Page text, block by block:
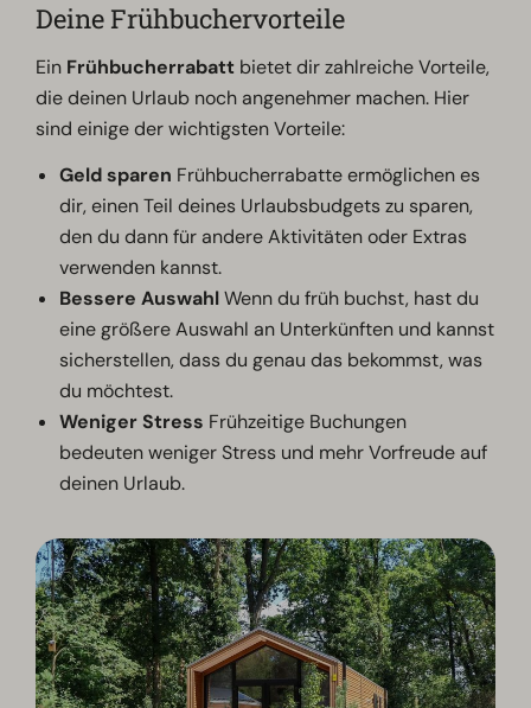
Deine Frühbuchervorteile
Ein Frühbucherrabatt bietet dir zahlreiche Vorteile,
die deinen Urlaub noch angenehmer machen. Hier
sind einige der wichtigsten Vorteile:
Geld sparen Frühbucherrabatte ermöglichen es
dir, einen Teil deines Urlaubsbudgets zu sparen,
den du dann für andere Aktivitäten oder Extras
verwenden kannst.
Bessere AuswahlWenn du früh buchst, hast du
eine größere Auswahl an Unterkünften und kannst
sicherstellen, dass du genau das bekommst, was
du möchtest.
Weniger Stress Frühzeitige Buchungen
bedeuten weniger Stress und mehr Vorfreude auf
deinen Urlaub.